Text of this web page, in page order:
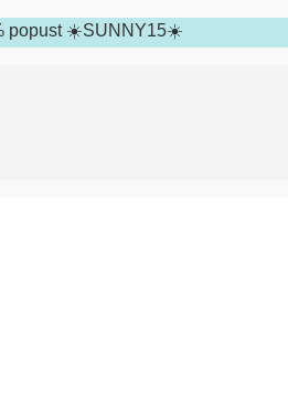
popust ☀️SUNNY15☀️